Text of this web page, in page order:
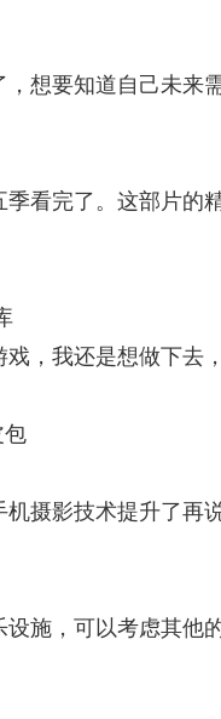
想要知道自己未来
看完了。这部片的
戏，我还是想做下去
包
摄影技术提升了再
施，可以考虑其他